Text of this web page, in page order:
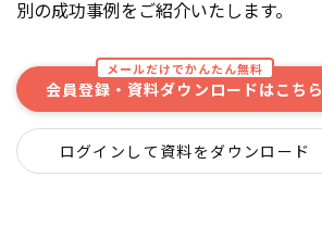
別の成功事例をご紹介いたします。
メールだけでかんたん無料
会員登録・資料ダウンロードはこちら
ログインして資料をダウンロード